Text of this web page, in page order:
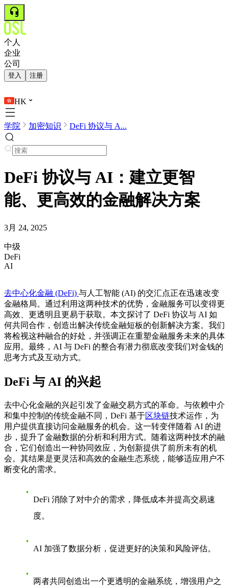
个人
企业
公司
登入 注册
HK
学院 加密知识 DeFi 协议与 A...
DeFi 协议与 AI：建立更智
能、更高效的金融解决方案
3月 24, 2025
中级
DeFi
AI
去中心化金融 (DeFi) 与人工智能 (AI) 的交汇点正在迅速改变
金融格局。通过利用这两种技术的优势，金融服务可以变得更
高效、更透明且更易于获取。本文探讨了 DeFi 协议与 AI 如
何共同合作，创造出解决传统金融短板的创新解决方案。我们
将检视这种融合的好处，并强调正在重塑金融服务未来的具体
应用。最终，AI 与 DeFi 的整合有潜力彻底改变我们对金钱的
思考方式及互动方式。
DeFi 与 AI 的兴起
去中心化金融的兴起引发了金融交易方式的革命。与依赖中介
和集中控制的传统金融不同，DeFi 基于区块链技术运作，为
用户提供直接访问金融服务的机会。这一转变伴随着 AI 的进
步，提升了金融数据的分析和利用方式。随着这两种技术的融
合，它们创造出一种协同效应，为创新提供了前所未有的机
会。其结果是更灵活和高效的金融生态系统，能够适应用户不
断变化的需求。
DeFi 消除了对中介的需求，降低成本并提高交易速
度。
AI 加强了数据分析，促进更好的决策和风险评估。
两者共同创造出一个更透明的金融系统，增强用户之